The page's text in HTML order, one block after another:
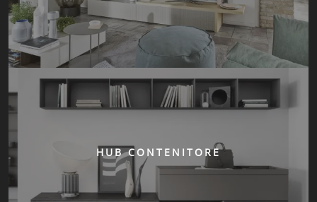
HUB CONTENITORE